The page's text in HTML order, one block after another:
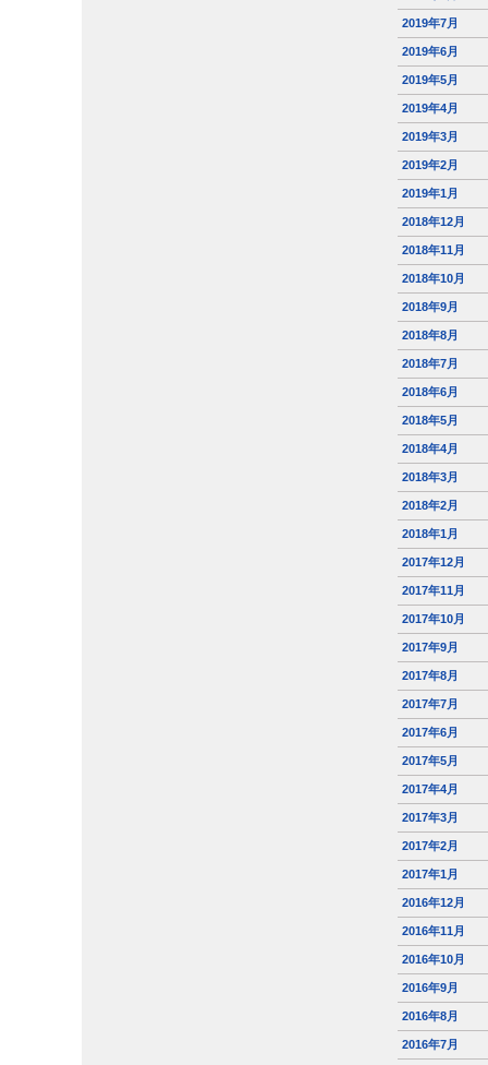
2019年7月
2019年6月
2019年5月
2019年4月
2019年3月
2019年2月
2019年1月
2018年12月
2018年11月
2018年10月
2018年9月
2018年8月
2018年7月
2018年6月
2018年5月
2018年4月
2018年3月
2018年2月
2018年1月
2017年12月
2017年11月
2017年10月
2017年9月
2017年8月
2017年7月
2017年6月
2017年5月
2017年4月
2017年3月
2017年2月
2017年1月
2016年12月
2016年11月
2016年10月
2016年9月
2016年8月
2016年7月